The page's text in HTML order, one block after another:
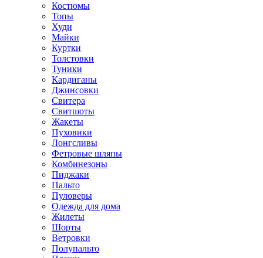
Костюмы
Топы
Худи
Майки
Куртки
Толстовки
Туники
Кардиганы
Джинсовки
Свитера
Свитшоты
Жакеты
Пуховики
Лонгсливы
Фетровые шляпы
Комбинезоны
Пиджаки
Пальто
Пуловеры
Одежда для дома
Жилеты
Шорты
Ветровки
Полупальто